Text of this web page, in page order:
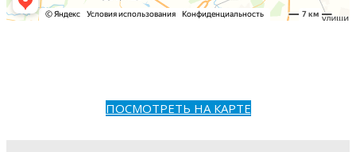
ПОСМОТРЕТЬ НА КАРТЕ